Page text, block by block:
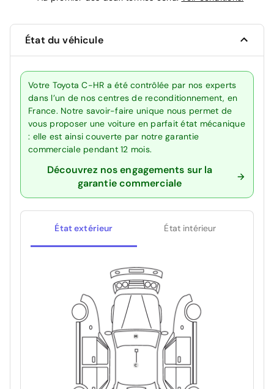
État du véhicule
Votre Toyota C-HR a été contrôlée par nos experts
dans l’un de nos centres de reconditionnement, en
France. Notre savoir-faire unique nous permet de
vous proposer une voiture en parfait état mécanique
: elle est ainsi couverte par notre garantie
commerciale pendant 12 mois.
Découvrez nos engagements sur la
garantie commerciale
État extérieur État intérieur